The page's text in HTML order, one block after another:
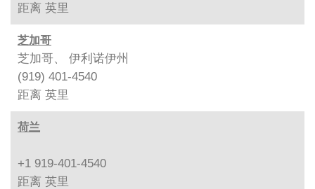
距离 英里
芝加哥
芝加哥、 伊利诺伊州
(919) 401-4540
距离 英里
荷兰
+1 919-401-4540
距离 英里